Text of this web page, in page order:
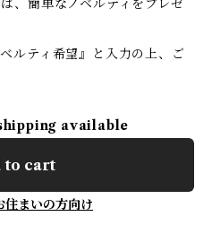
、簡単なノベルティをプレゼ
ルティ希望』と入力の上、ご
available
to cart
住まいの方向け